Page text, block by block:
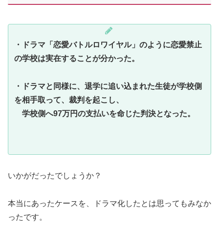
・ドラマ「恋愛バトルロワイヤル」のように恋愛禁止
の学校は実在することが分かった。
・ドラマと同様に、退学に追い込まれた生徒が学校側
を相手取って、裁判を起こし、
学校側へ97万円の支払いを命じた判決となった。
いかがだったでしょうか？
本当にあったケースを、ドラマ化したとは思ってもみなか
ったです。